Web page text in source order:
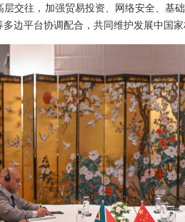
交往，加强贸易投资、网络安全、基
边平台协调配合，共同维护发展中国